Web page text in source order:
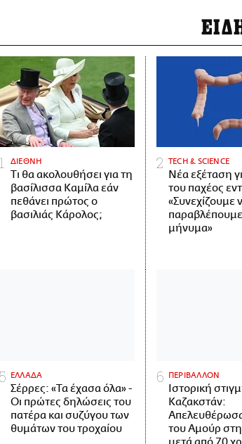
ΔΙΕΘΝΗ
Τι θα ακολουθήσει για τη
βασίλισσα Καμίλα εάν
πεθάνει πρώτος ο
βασιλιάς Κάρολος;
ΤECH & SCIENCE
Νέα εξέταση
του παχέος
«Συνεχίζουμε
μήνυμα»
ΕΛΛΑΔΑ
Σέρρες: «Τα έχασα όλα» -
Οι πρώτες δηλώσεις του
πατέρα και συζύγου των
θυμάτων του τροχαίου
ΠΕΡΙΒΑΛΛΟΝ
Ιστορική
Καζακστάν:
του Αμούρ